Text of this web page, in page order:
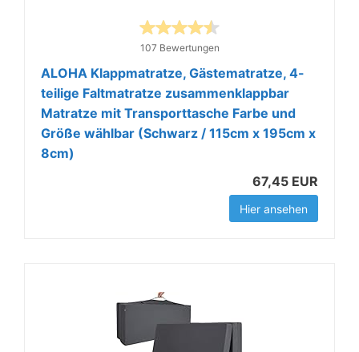
107 Bewertungen
ALOHA Klappmatratze, Gästematratze, 4-
teilige Faltmatratze zusammenklappbar
Matratze mit Transporttasche Farbe und
Größe wählbar (Schwarz / 115cm x 195cm x
8cm)
67,45 EUR
Hier ansehen